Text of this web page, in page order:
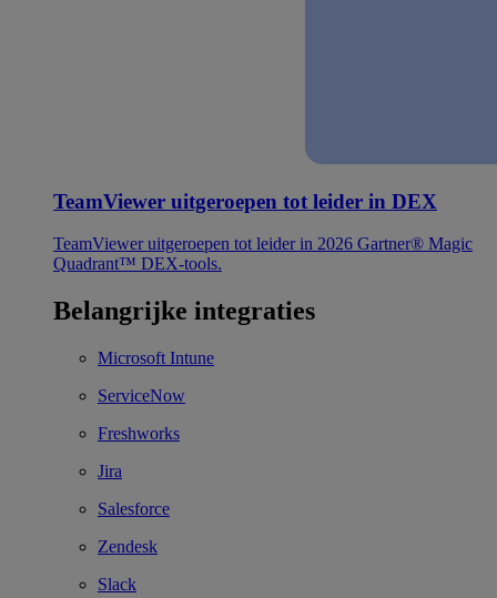
TeamViewer uitgeroepen tot leider in DEX
TeamViewer uitgeroepen tot leider in 2026 Gartner® Magic
Quadrant™ DEX-tools.
Belangrijke integraties
Microsoft Intune
ServiceNow
Freshworks
Jira
Salesforce
Zendesk
Slack